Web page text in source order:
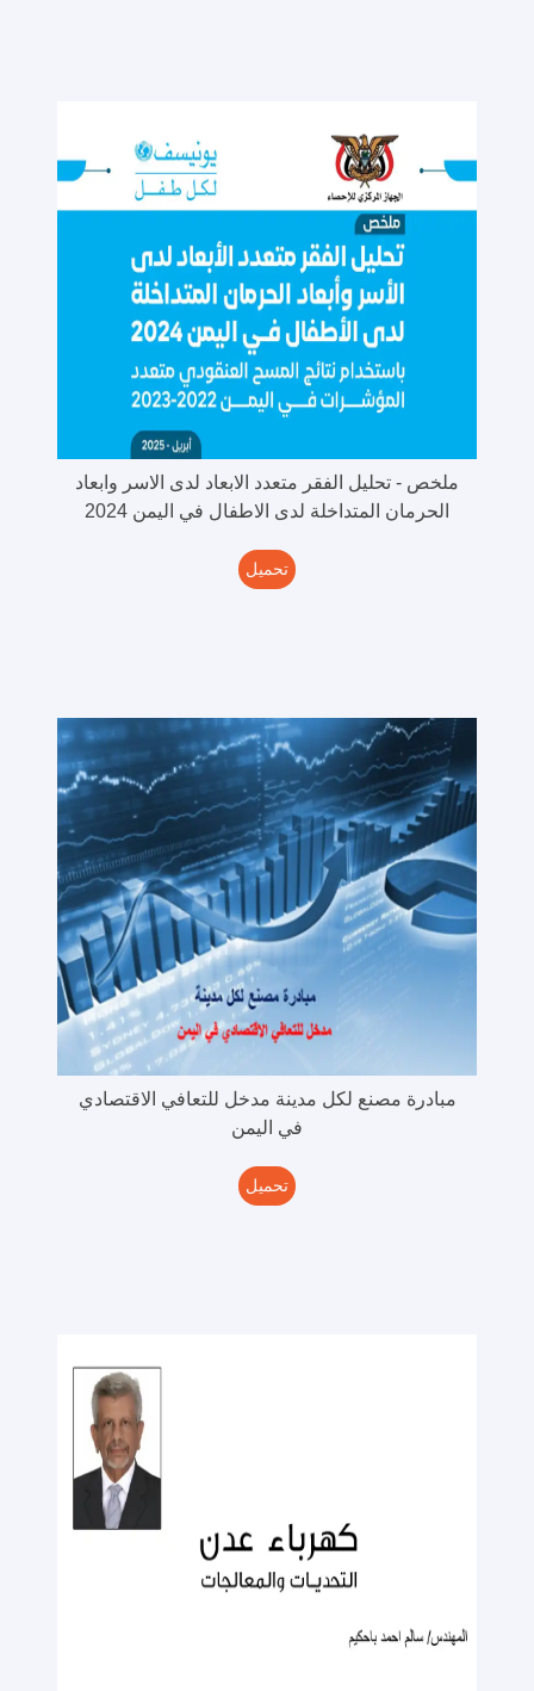
ملخص - تحليل الفقر متعدد الابعاد لدى الاسر وابعاد
الحرمان المتداخلة لدى الاطفال في اليمن 2024
تحميل
مبادرة مصنع لكل مدينة مدخل للتعافي الاقتصادي
في اليمن
تحميل